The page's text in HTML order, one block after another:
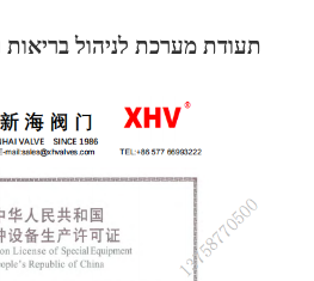
תעודת מערכת לניהול